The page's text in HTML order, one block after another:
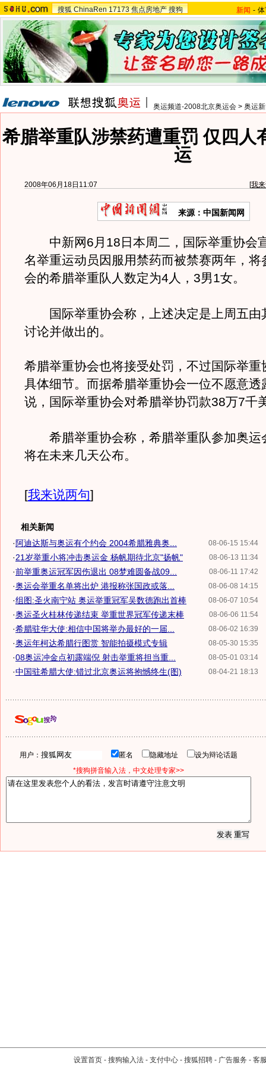
搜狐 ChinaRen 17173 焦点房地产 搜狗 新闻 -
奥运频道-2008北京奥运会 > 奥运
希腊举重队涉禁药遭重罚 仅四人
运
2008年06月18日11:07 [我
来源：中国新闻网
中新网6月18日本周二，国际举重协会
名举重运动员因服用禁药而被禁赛两年，将
会的希腊举重队人数定为4人，3男1女。
国际举重协会称，上述决定是上周五由
讨论并做出的。
希腊举重协会也将接受处罚，不过国际举重
具体细节。而据希腊举重协会一位不愿意透
说，国际举重协会对希腊举协罚款38万7千
希腊举重协会称，希腊举重队参加奥运
将在未来几天公布。
[我来说两句]
相关新闻
08-06-15 15:44
· 阿迪达斯与奥运有个约会 2004希腊雅典奥...
08-06-13 11:34
·21岁举重小将冲击奥运金 杨帆期待北京"扬帆"
08-06-11 17:42
·前举重奥运冠军因伤退出 08梦难圆备战09...
08-06-08 14:15
·奥运会举重名单将出炉 港报称张国政或落...
08-06-07 10:54
·组图:圣火南宁站 奥运举重冠军吴数德跑出首棒
08-06-06 11:54
·奥运圣火桂林传递结束 举重世界冠军传递末棒
08-06-02 16:39
·希腊驻华大使:相信中国将举办最好的一届...
08-05-30 15:35
·奥运年柯达希腊行图赏 智能拍摄模式专辑
08-05-01 03:14
·08奥运冲金点初露端倪 射击举重将担当重...
08-04-21 18:13
·中国驻希腊大使:错过北京奥运将抱憾终生(图)
用户： 匿名 隐藏地址
设为辩论话题
*搜狗拼音输入法，中文处理专家>>
设置首页 - 搜狗输入法 - 支付中心 - 搜狐招聘 - 广告服务 - 客